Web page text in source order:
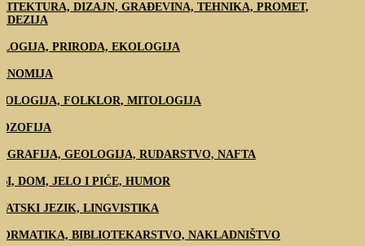
DIZAJN, GRAĐEVINA, TEHNIKA, PROMET,
PRIRODA, EKOLOGIJA
FOLKLOR, MITOLOGIJA
GEOLOGIJA, RUDARSTVO, NAFTA
DOM, JELO I PIĆE, HUMOR
JEZIK, LINGVISTIKA
BIBLIOTEKARSTVO, NAKLADNIŠTVO